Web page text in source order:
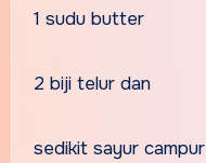
1 sudu butter
2 biji telur dan
sedikit sayur campur